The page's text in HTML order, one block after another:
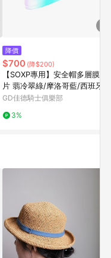
降價
$700 (降$200)
【SOXP專用】安全帽多層膜大鏡
片 翡冷翠綠/摩洛哥藍/西班牙紅
三色可選
GD佳德騎士俱樂部
3%